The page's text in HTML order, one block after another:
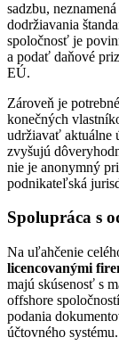
sadzbu,
dodržiavania
spoločnosť je
a podať daňové
EÚ.
Zároveň je
konečných
udržiavať aktuálne
zvyšujú
nie je anonymný
podnikateľská
Spolupráca s
Na uľahčenie
licencovanými
majú skúsenosť s
offshore
podania
účtovného systému.